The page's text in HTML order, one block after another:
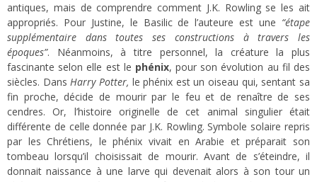
antiques, mais de comprendre comment J.K. Rowling se les ait
appropriés. Pour Justine, le Basilic de l’auteure est une “étape
supplémentaire dans toutes ses constructions à travers les
époques”. Néanmoins, à titre personnel, la créature la plus
fascinante selon elle est le phénix, pour son évolution au fil des
siècles. DansHarry Potter, le phénix est un oiseau qui, sentant sa
fin proche, décide de mourir par le feu et de renaître de ses
cendres. Or, l’histoire originelle de cet animal singulier était
différente de celle donnée par J.K. Rowling. Symbole solaire repris
par les Chrétiens, le phénix vivait en Arabie et préparait son
tombeau lorsqu’il choisissait de mourir. Avant de s’éteindre, il
donnait naissance à une larve qui devenait alors à son tour un